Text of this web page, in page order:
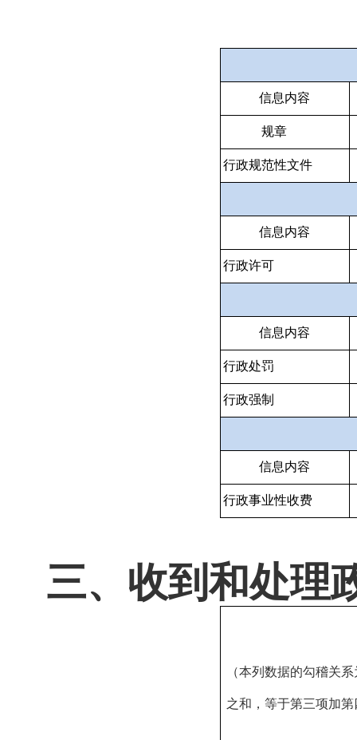
信息内容
规章
行政规范性文件
信息内容
行政许可
信息内容
行政处罚
行政强制
信息内容
行政事业性收费
三、收到和处理
（本列数据的勾稽关
之和，等于第三项加